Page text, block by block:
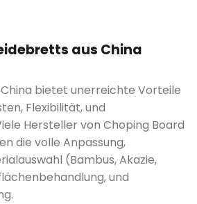
aus China
bietet unerreichte Vorteile
Flexibilität, und
Hersteller von Choping Board
die volle Anpassung,
(Bambus, Akazie,
und